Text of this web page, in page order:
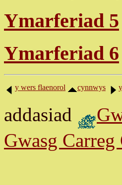
Ymarferiad 5
Ymarferiad 6
y wers flaenorol cynnwys
addasiad
Gwasg Carreg